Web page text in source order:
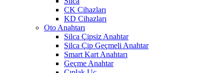
CK Cihazları
KD Cihazları
Oto Anahtarı
Silca Çipsiz Anahtar
Silca Çip Geçmeli Anahtar
Smart Kart Anahtarı
Geçme Anahtar